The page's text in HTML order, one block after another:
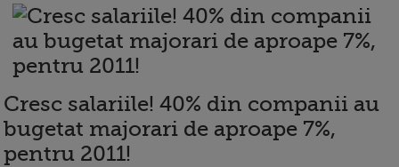
Cresc salariile! 40% din companii au
bugetat majorari de aproape 7%,
pentru 2011!